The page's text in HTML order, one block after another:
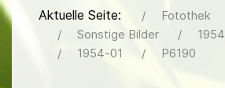
Aktuelle Seite:
Fotothek
Sonstige Bilder
1954
1954-01
P6190